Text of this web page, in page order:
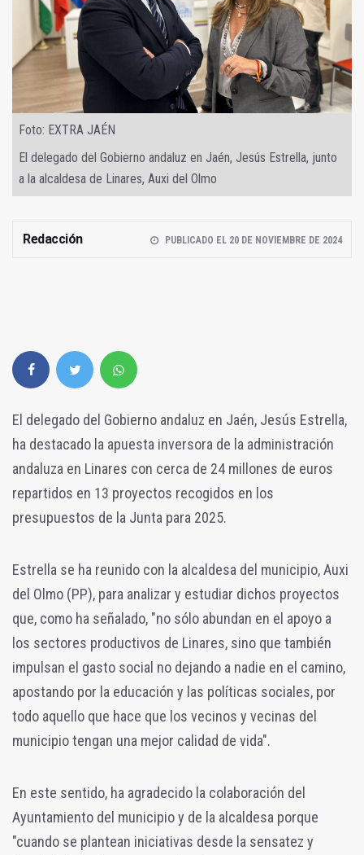
Foto: EXTRA JAÉN
El delegado del Gobierno andaluz en Jaén, Jesús Estrella, junto
a la alcaldesa de Linares, Auxi del Olmo
Redacción PUBLICADO EL 20 DE NOVIEMBRE DE 2024
El delegado del Gobierno andaluz en Jaén, Jesús Estrella,
ha destacado la apuesta inversora de la administración
andaluza en Linares con cerca de 24 millones de euros
repartidos en 13 proyectos recogidos en los
presupuestos de la Junta para 2025.
Estrella se ha reunido con la alcaldesa del municipio, Auxi
del Olmo (PP), para analizar y estudiar dichos proyectos
que, como ha señalado, "no sólo abundan en el apoyo a
los sectores productivos de Linares, sino que también
impulsan el gasto social no dejando a nadie en el camino,
apostando por la educación y las políticas sociales, por
todo aquello que hace que los vecinos y vecinas del
municipio tengan una mejor calidad de vida".
En este sentido, ha agradecido la colaboración del
Ayuntamiento del municipio y de la alcaldesa porque
"cuando se plantean iniciativas desde la sensatez y